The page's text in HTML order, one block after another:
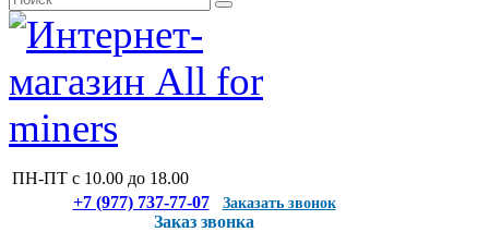
ПН-ПТ с 10.00 до 18.00
+7 (977) 737-77-07
Заказать звонок
Заказ звонка